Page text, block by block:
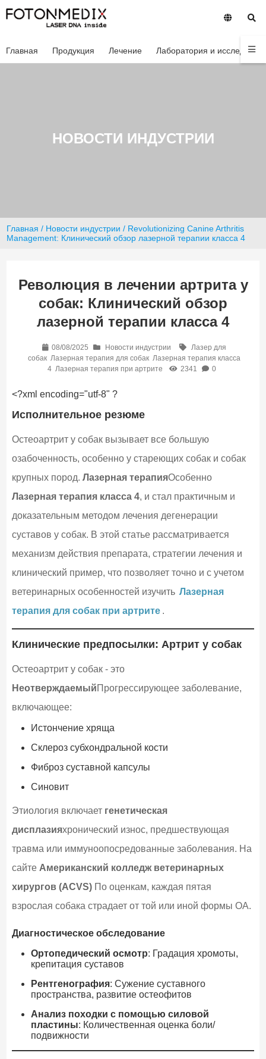
Главная Продукция Лечение Лаборатория и
НОВОСТИ ИНДУСТРИИ
Главная / Новости индустрии / Revolutionizing Canine Arthritis
Management: Клинический обзор лазерной терапии класса 4
Революция в лечении артрита у
собак: Клинический обзор
лазерной терапии класса 4
08/08/2025 Новости индустрии
Лазер для
собак Лазерная терапия для собак Лазерная терапия класса
4 Лазерная терапия при артрите 2341 0
<?xml encoding="utf-8" ?
Исполнительное резюме
Остеоартрит у собак вызывает все большую
озабоченность, особенно у стареющих собак и собак
крупных пород. Лазерная терапияОсобенно
Лазерная терапия класса 4, и стал практичным и
доказательным методом лечения дегенерации
суставов у собак. В этой статье рассматривается
механизм действия препарата, стратегии лечения и
клинический пример, что позволяет точно и с учетом
ветеринарных особенностей изучить Лазерная
терапия для собак при артрите .
Клинические предпосылки: Артрит у собак
Остеоартрит у собак - это
НеотверждаемыйПрогрессирующее заболевание,
включающее:
Истончение хряща
Склероз субхондральной кости
Фиброз суставной капсулы
Синовит
Этиология включает генетическая
дисплазияхронический износ, предшествующая
травма или иммуноопосредованные заболевания. На
сайте Американский колледж ветеринарных
хирургов (ACVS)По оценкам, каждая пятая
взрослая собака страдает от той или иной формы ОА.
Диагностическое обследование
Ортопедический осмотр: Градация хромоты,
крепитация суставов
Рентгенография: Сужение суставного
пространства, развитие остеофитов
Анализ походки с помощью силовой
пластины: Количественная оценка боли/
подвижности